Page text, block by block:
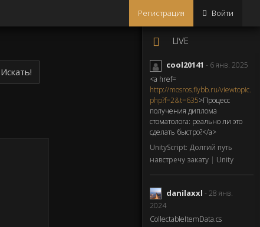
Регистрация Войти
LIVE
cool20141 - 6 янв. 2025
<a href=
http://mosros.flybb.ru/viewtopic.
php?f=2&t=635>Процесс
получения диплома
стоматолога: реально ли это
сделать быстро?</a>
UnityScript: Долгий путь
навстречу закату | Unity
danilaxxl - 28 янв.
2024
CollectableItemData.cs
Искать!